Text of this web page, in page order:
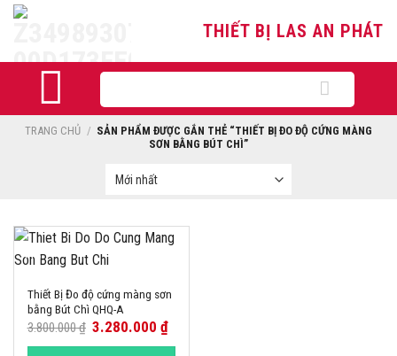
Skip
THIẾT BỊ LAS AN PHÁT
kiếm:
TRANG CHỦ / SẢN PHẨM ĐƯỢC GẮN THẺ “THIẾT BỊ ĐO ĐỘ CỨNG MÀNG
SƠN BẰNG BÚT CHÌ”
-14%
Thiết Bị Đo độ cứng màng sơn
bằng Bút Chì QHQ-A
3.800.000₫ 3.280.000₫